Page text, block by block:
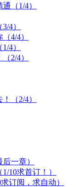
（1/4）
4）
4/4）
4）
2/4）
（2/4）
一章）
10求首订！）
订阅，求自动）